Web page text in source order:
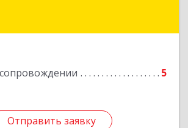
5
Отправить заявку
Отправить заявку